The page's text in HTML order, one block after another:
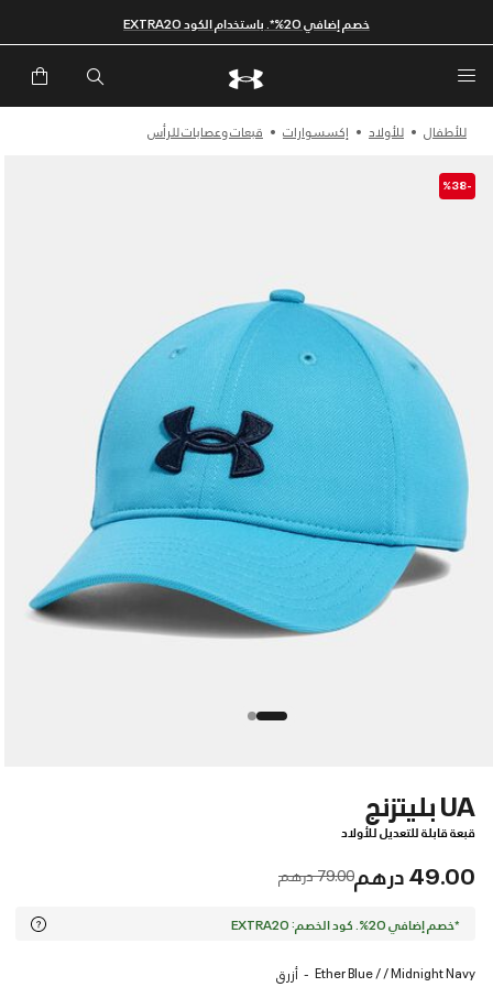
خصم إضافي 20%*. باستخدام الكود EXTRA20
للأطفال للأولاد إكسسوارات قبعات وعصابات للرأس
-%38
UA بليتزنج
قبعة قابلة للتعديل للأولاد
49.00 درهم Price reduced from
79.00 درهم to
*خصم إضافي 20%. كود الخصم: EXTRA20
Ether Blue / / Midnight Navy أزرق